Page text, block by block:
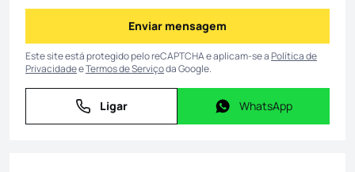
Enviar mensagem
Enviar mensagem
Este site está protegido pelo reCAPTCHA e aplicam-se aPolítica de
PrivacidadeeTermos de Serviçoda Google.
Ligar
Ligar WhatsApp
WhatsApp